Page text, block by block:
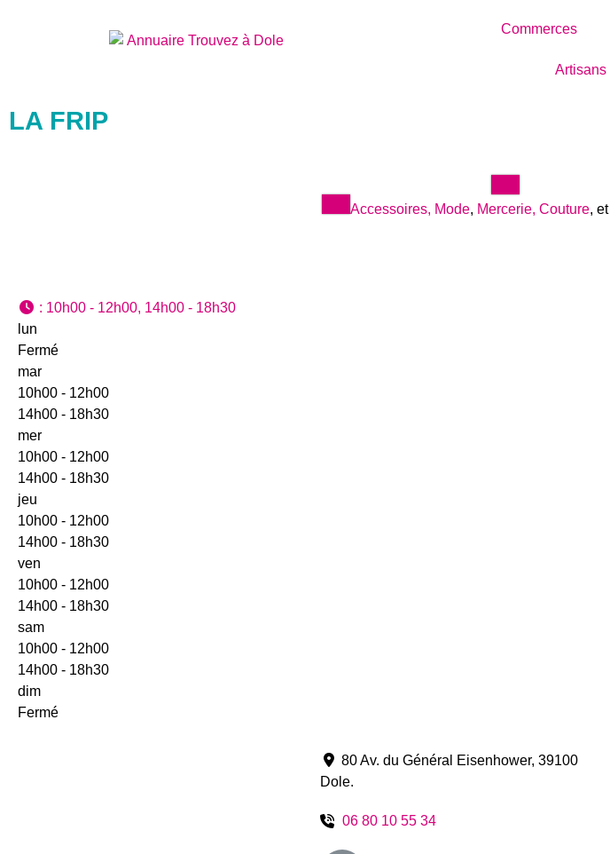
Commerces
Artisans
LA FRIP
Accessoires, Mode, Mercerie, Couture, et
: 10h00 - 12h00, 14h00 - 18h30
lun
Fermé
mar
10h00 - 12h00
14h00 - 18h30
mer
10h00 - 12h00
14h00 - 18h30
jeu
10h00 - 12h00
14h00 - 18h30
ven
10h00 - 12h00
14h00 - 18h30
sam
10h00 - 12h00
14h00 - 18h30
dim
Fermé
80 Av. du Général Eisenhower, 39100
Dole.
06 80 10 55 34